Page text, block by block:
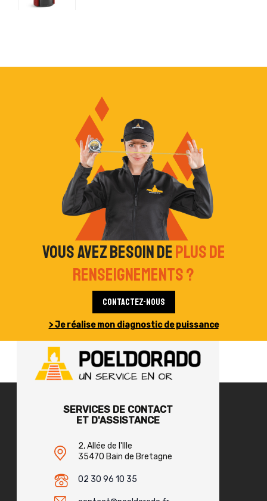
Vous avez besoin deplus de
renseignements ?
Contactez-nous
> Je réalise mon diagnostic de puissance
SERVICES DE CONTACT
ET D'ASSISTANCE
2, Allée de l'Ille
35470 Bain de Bretagne
02 30 96 10 35